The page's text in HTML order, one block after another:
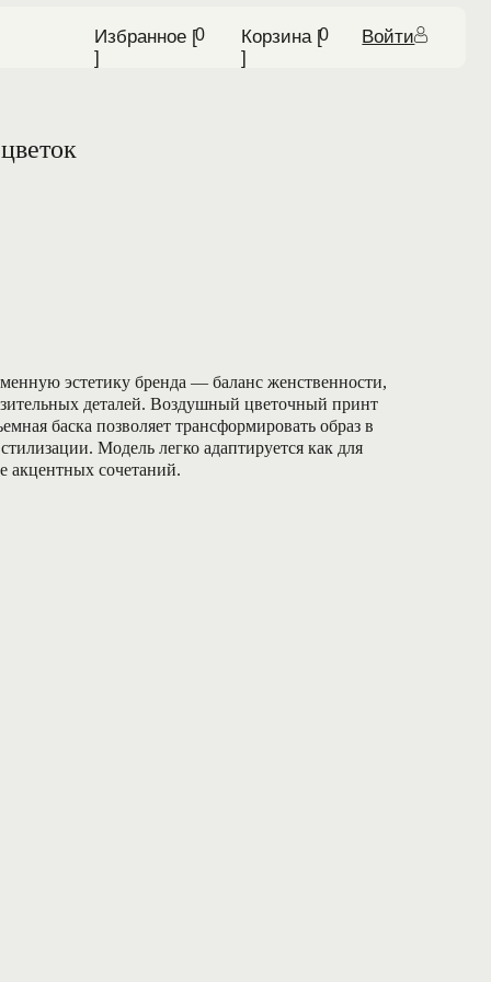
Войти
Корзина [ ᅠ
0
эстетику бренда — баланс женственности,
деталей. Воздушный цветочный принт
баска позволяет трансформировать образ в
Модель легко адаптируется как для
акцентных сочетаний.